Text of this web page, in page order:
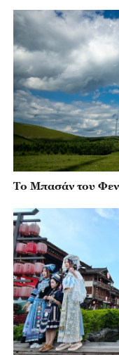
Το Μπασάν του